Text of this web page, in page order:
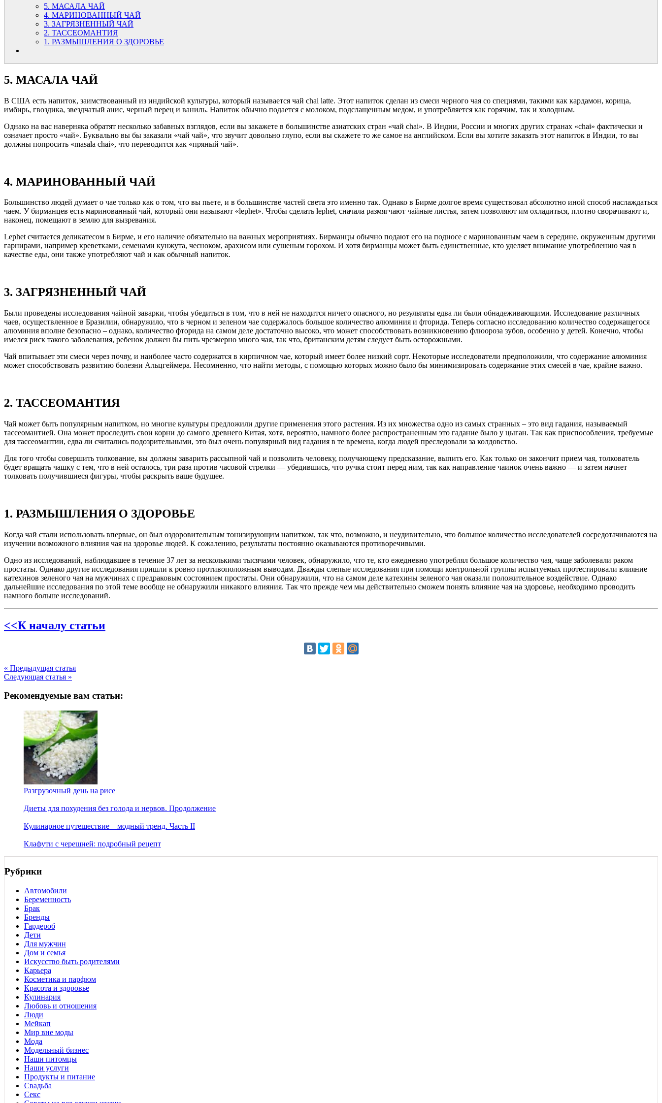
5. МАСАЛА ЧАЙ
4. МАРИНОВАННЫЙ ЧАЙ
3. ЗАГРЯЗНЕННЫЙ ЧАЙ
2. ТАССЕОМАНТИЯ
1. РАЗМЫШЛЕНИЯ О ЗДОРОВЬЕ
5. МАСАЛА ЧАЙ
В США есть напиток, заимствованный из индийской культуры, который называется чай chai latte. Этот напиток сделан из смеси черного чая со специями, такими как кардамон, корица,
имбирь, гвоздика, звездчатый анис, черный перец и ваниль. Напиток обычно подается с молоком, подслащенным медом, и употребляется как горячим, так и холодным.
Однако на вас наверняка обратят несколько забавных взглядов, если вы закажете в большинстве азиатских стран «чай chai». В Индии, России и многих других странах «chai» фактически и
означает просто «чай». Буквально вы бы заказали «чай чай», что звучит довольно глупо, если вы скажете то же самое на английском. Если вы хотите заказать этот напиток в Индии, то вы
должны попросить «masala chai», что переводится как «пряный чай».
4. МАРИНОВАННЫЙ ЧАЙ
Большинство людей думает о чае только как о том, что вы пьете, и в большинстве частей света это именно так. Однако в Бирме долгое время существовал абсолютно иной способ наслаждаться
чаем. У бирманцев есть маринованный чай, который они называют «lephet». Чтобы сделать lephet, сначала размягчают чайные листья, затем позволяют им охладиться, плотно сворачивают и,
наконец, помещают в землю для вызревания.
Lephet считается деликатесом в Бирме, и его наличие обязательно на важных мероприятиях. Бирманцы обычно подают его на подносе с маринованным чаем в середине, окруженным другими
гарнирами, например креветками, семенами кунжута, чесноком, арахисом или сушеным горохом. И хотя бирманцы может быть единственные, кто уделяет внимание употреблению чая в
качестве еды, они также употребляют чай и как обычный напиток.
3. ЗАГРЯЗНЕННЫЙ ЧАЙ
Были проведены исследования чайной заварки, чтобы убедиться в том, что в ней не находится ничего опасного, но результаты едва ли были обнадеживающими. Исследование различных
чаев, осуществленное в Бразилии, обнаружило, что в черном и зеленом чае содержалось большое количество алюминия и фторида. Теперь согласно исследованию количество содержащегося
алюминия вполне безопасно – однако, количество фторида на самом деле достаточно высоко, что может способствовать возникновению флюороза зубов, особенно у детей. Конечно, чтобы
имелся риск такого заболевания, ребенок должен бы пить чрезмерно много чая, так что, британским детям следует быть осторожными.
Чай впитывает эти смеси через почву, и наиболее часто содержатся в кирпичном чае, который имеет более низкий сорт. Некоторые исследователи предположили, что содержание алюминия
может способствовать развитию болезни Альцгеймера. Несомненно, что найти методы, с помощью которых можно было бы минимизировать содержание этих смесей в чае, крайне важно.
2. ТАССЕОМАНТИЯ
Чай может быть популярным напитком, но многие культуры предложили другие применения этого растения. Из их множества одно из самых странных – это вид гадания, называемый
тассеомантией. Она может проследить свои корни до самого древнего Китая, хотя, вероятно, намного более распространенным это гадание было у цыган. Так как приспособления, требуемые
для тассеомантии, едва ли считались подозрительными, это был очень популярный вид гадания в те времена, когда людей преследовали за колдовство.
Для того чтобы совершить толкование, вы должны заварить рассыпной чай и позволить человеку, получающему предсказание, выпить его. Как только он закончит прием чая, толкователь
будет вращать чашку с тем, что в ней осталось, три раза против часовой стрелки — убедившись, что ручка стоит перед ним, так как направление чаинок очень важно — и затем начнет
толковать получившиеся фигуры, чтобы раскрыть ваше будущее.
1. РАЗМЫШЛЕНИЯ О ЗДОРОВЬЕ
Когда чай стали использовать впервые, он был оздоровительным тонизирующим напитком, так что, возможно, и неудивительно, что большое количество исследователей сосредотачиваются на
изучении возможного влияния чая на здоровье людей. К сожалению, результаты постоянно оказываются противоречивыми.
Одно из исследований, наблюдавшее в течение 37 лет за несколькими тысячами человек, обнаружило, что те, кто ежедневно употреблял большое количество чая, чаще заболевали раком
простаты. Однако другие исследования пришли к ровно противоположным выводам. Дважды слепые исследования при помощи контрольной группы испытуемых протестировали влияние
катехинов зеленого чая на мужчинах с предраковым состоянием простаты. Они обнаружили, что на самом деле катехины зеленого чая оказали положительное воздействие. Однако
дальнейшие исследования по этой теме вообще не обнаружили никакого влияния. Так что прежде чем мы действительно сможем понять влияние чая на здоровье, необходимо проводить
намного больше исследований.
<<К началу статьи
« Предыдущая статья
Следующая статья »
Рекомендуемые вам статьи:
Разгрузочный день на рисе
Диеты для похудения без голода и нервов. Продолжение
Кулинарное путешествие – модный тренд. Часть II
Клафути с черешней: подробный рецепт
Рубрики
Автомобили
Беременность
Брак
Бренды
Гардероб
Дети
Для мужчин
Дом и семья
Искусство быть родителями
Карьера
Косметика и парфюм
Красота и здоровье
Кулинария
Любовь и отношения
Люди
Мейкап
Мир вне моды
Мода
Модельный бизнес
Наши питомцы
Наши услуги
Продукты и питание
Свадьба
Секс